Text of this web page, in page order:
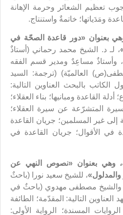
تعظيم الشعائر وحرمة الإهانة
ومَدَياتها؛ خاتمةٌ واستنتاج.
دور قاعدة الصحّة في
، لـ د. الشيخ محمد رحماني (أستاذٌ
وأستاذٌ مساعِدٌ ومدير قسم الفقه
العالميّة) (ترجمة: السيد
بالبحث العناوين التالية:
القاعدة ومبانيها؛ بناء العقلاء؛
المتشرّعة عن سيرة العقلاء؛
إلى غير المسلمين؛ جريان القاعدة
في الأقوال؛ جريان القاعدة في
نصوص النهي عن
والمدلول»، للشيخ سعيد نورا (باحثٌ
والشيخ مصطفى مهدوي (باحثٌ في
التالية: المقدّمة؛ الطائفة
الروايات المسندة؛ الرواية الأولى: